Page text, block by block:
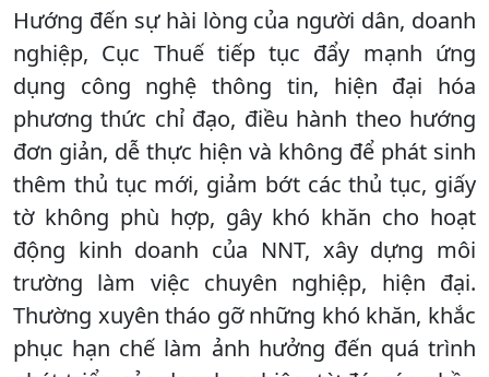
Hướng đến sự hài lòng của người dân, doanh
nghiệp, Cục Thuế tiếp tục đẩy mạnh ứng
dụng công nghệ thông tin, hiện đại hóa
phương thức chỉ đạo, điều hành theo hướng
đơn giản, dễ thực hiện và không để phát sinh
thêm thủ tục mới, giảm bớt các thủ tục, giấy
tờ không phù hợp, gây khó khăn cho hoạt
động kinh doanh của NNT, xây dựng môi
trường làm việc chuyên nghiệp, hiện đại.
Thường xuyên tháo gỡ những khó khăn, khắc
phục hạn chế làm ảnh hưởng đến quá trình